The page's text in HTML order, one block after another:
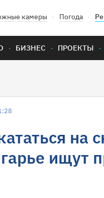
камеры Погода
БИЗНЕС ПРОЕКТЫ
на
ищут